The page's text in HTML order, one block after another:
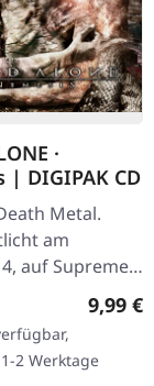
·
| DIGIPAK CD
Metal.
am
auf Supreme
Limitierte
auf nur
limitiert!
9,99 €
2 Werktage